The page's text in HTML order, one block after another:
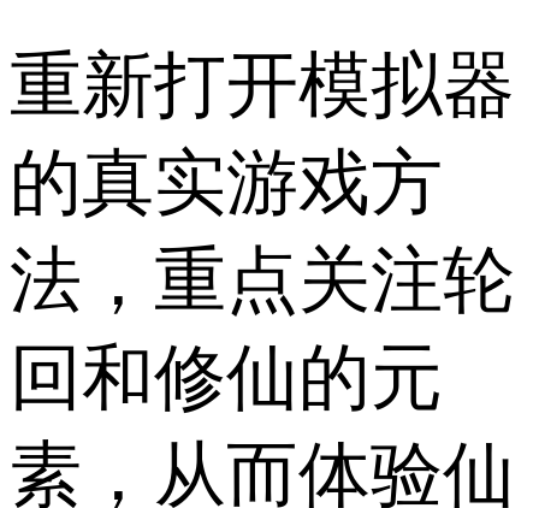
重新打开模拟器
的真实游戏方
法，重点关注轮
回和修仙的元
素，从而体验仙